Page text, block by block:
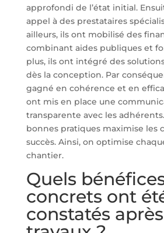
approfondi de l’état initial.
appel à des prestataires
ailleurs, ils ont mobilisé des
combinant aides publiques et
plus, ils ont intégré des
dès la conception. Par
gagné en cohérence et en
ont mis en place une
transparente avec les
bonnes pratiques maximise les
succès. Ainsi, on optimise
chantier.
Quels
concrets ont
constatés